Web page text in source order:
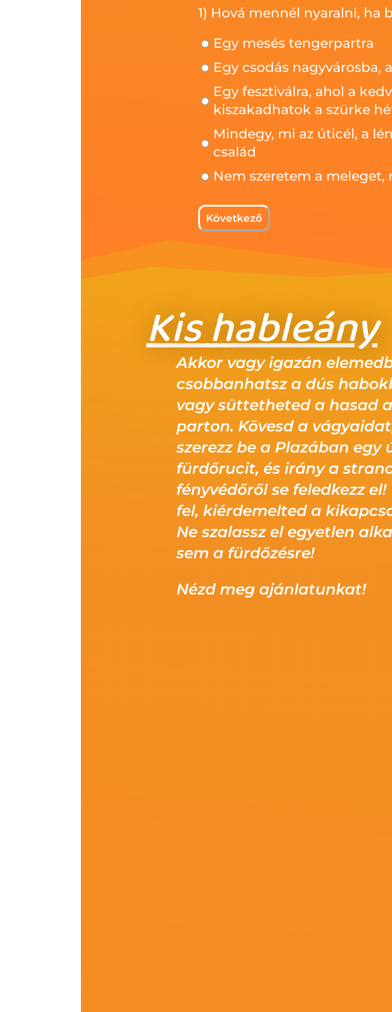
1) Hová mennél nyaralni, ha
Egy mesés tengerpartra
Egy csodás nagyvárosba,
Egy fesztiválra, ahol a
kiszakadhatok a szürke
Mindegy, mi az úticél, a
család
Nem szeretem a meleget,
Kis hableány
Akkor vagy igazán
csobbanhatsz a dús
vagy süttetheted a hasad a
parton. Kövesd a
szerezz be a Plazában egy
fürdőrucit, és irány a
fényvédőről se feledkezz
fel, kiérdemelted a
Ne szalassz el egyetlen
sem a fürdőzésre!
Nézd meg ajánlatunkat!